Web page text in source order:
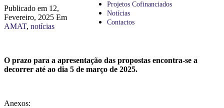
Projetos Cofinanciados
Notícias
Contactos
Publicado em 12,
Fevereiro, 2025 Em
AMAT, notícias
O prazo para a apresentação das propostas encontra-se a
decorrer até ao dia 5 de março de 2025.
Anexos: